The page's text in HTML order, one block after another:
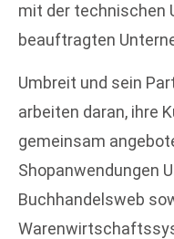
mit der technischen
beauftragten
Umbreit und sein
arbeiten daran, ihre
gemeinsam
Shopanwendungen
Buchhandelsweb